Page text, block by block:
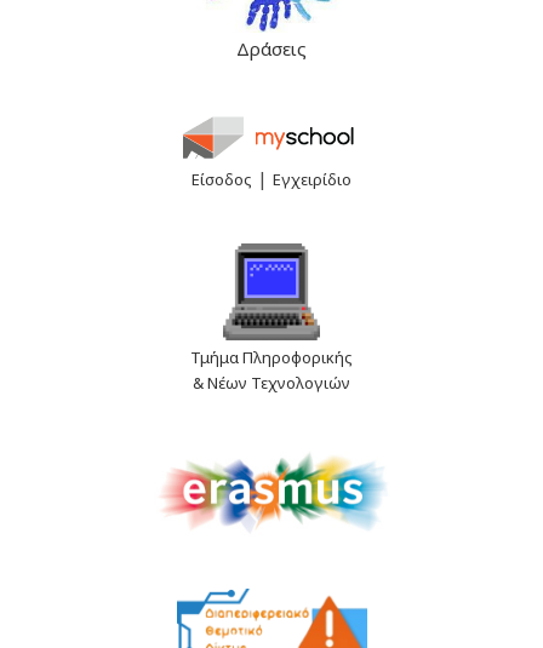
Δράσεις
Είσοδος | Εγχειρίδιο
Τμήμα Πληροφορικής
& Νέων Τεχνολογιών